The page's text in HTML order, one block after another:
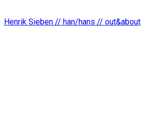
Henrik Sieben // han/hans // out&about